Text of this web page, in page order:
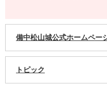
備中松山城公式ホームペー
トピック